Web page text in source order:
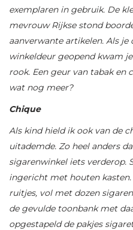
exemplaren in gebruik. De
mevrouw Rijkse stond
aanverwante artikelen. Als je
winkeldeur geopend kwam
rook. Een geur van tabak en
wat nog meer?
Chique
Als kind hield ik ook van de
uitademde. Zo heel anders
sigarenwinkel iets verderop.
ingericht met houten
ruitjes, vol met dozen
de gevulde toonbank met
opgestapeld de pakjes